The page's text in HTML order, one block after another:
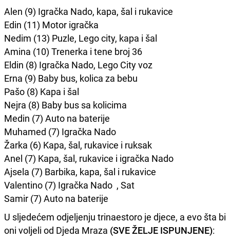
Alen (9) Igračka Nado, kapa, šal i rukavice
Edin (11) Motor igračka
Nedim (13) Puzle, Lego city, kapa i šal
Amina (10) Trenerka i tene broj 36
Eldin (8) Igračka Nado, Lego City voz
Erna (9) Baby bus, kolica za bebu
Pašo (8) Kapa i šal
Nejra (8) Baby bus sa kolicima
Medin (7) Auto na baterije
Muhamed (7) Igračka Nado
Žarka (6) Kapa, šal, rukavice i ruksak
Anel (7) Kapa, šal, rukavice i igračka Nado
Ajsela (7) Barbika, kapa, šal i rukavice
Valentino (7) Igračka Nado , Sat
Samir (7) Auto na baterije
U sljedećem odjeljenju trinaestoro je djece, a evo šta bi
oni voljeli od Djeda Mraza (SVE ŽELJE ISPUNJENE):